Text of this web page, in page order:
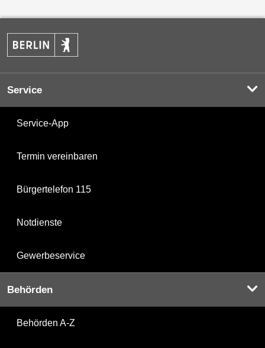
Service
Service-App
Termin vereinbaren
Bürgertelefon 115
Notdienste
Gewerbeservice
Behörden
Behörden A-Z